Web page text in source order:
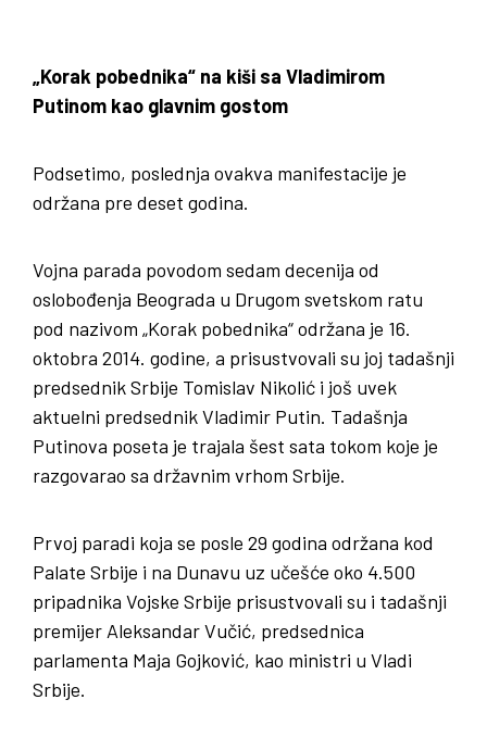
„Korak pobednika“ na kiši sa Vladimirom
Putinom kao glavnim gostom
Podsetimo, poslednja ovakva manifestacije je
održana pre deset godina.
Vojna parada povodom sedam decenija od
oslobođenja Beograda u Drugom svetskom ratu
pod nazivom „Korak pobednika“ održana je 16.
oktobra 2014. godine, a prisustvovali su joj tadašnji
predsednik Srbije Tomislav Nikolić i još uvek
aktuelni predsednik Vladimir Putin. Tadašnja
Putinova poseta je trajala šest sata tokom koje je
razgovarao sa državnim vrhom Srbije.
Prvoj paradi koja se posle 29 godina održana kod
Palate Srbije i na Dunavu uz učešće oko 4.500
pripadnika Vojske Srbije prisustvovali su i tadašnji
premijer Aleksandar Vučić, predsednica
parlamenta Maja Gojković, kao ministri u Vladi
Srbije.